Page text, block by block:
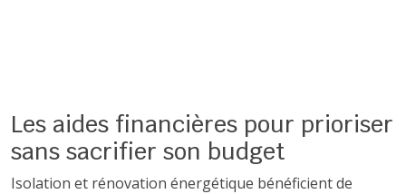
Les aides financières pour prioriser
sans sacrifier son budget
Isolation et rénovation énergétique bénéficient de